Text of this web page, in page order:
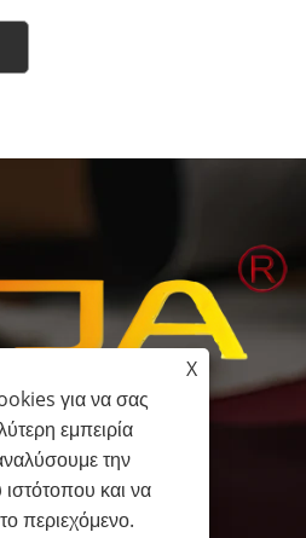
X
για να σας
εμπειρία
την
και να
περιεχόμενο.